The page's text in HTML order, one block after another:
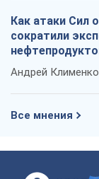
Как атаки Сил
сократили
Андрей Клименко
Все мнения